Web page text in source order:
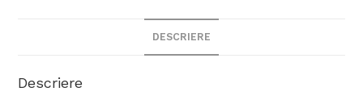
DESCRIERE
Descriere